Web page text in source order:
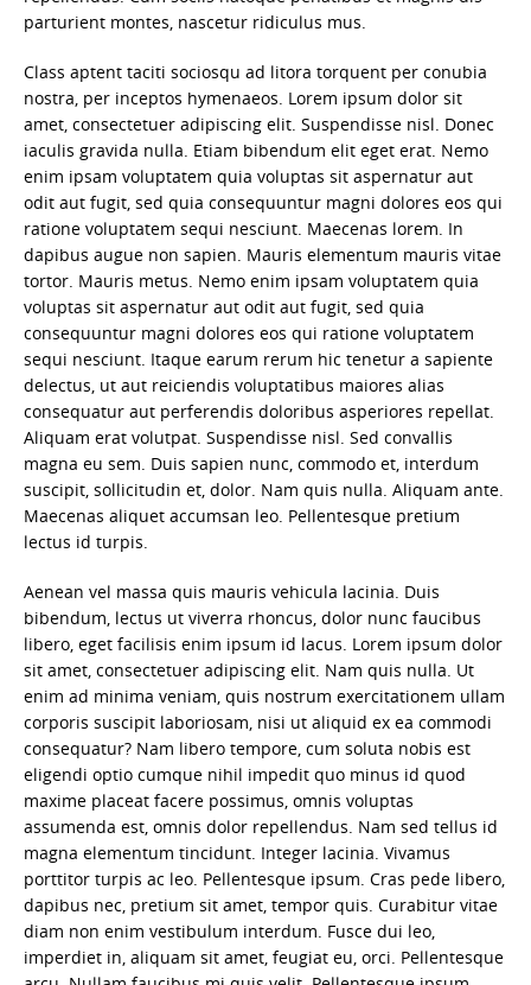
parturient montes, nascetur ridiculus mus.
Class aptent taciti sociosqu ad litora torquent per conubia
nostra, per inceptos hymenaeos. Lorem ipsum dolor sit
amet, consectetuer adipiscing elit. Suspendisse nisl. Donec
iaculis gravida nulla. Etiam bibendum elit eget erat. Nemo
enim ipsam voluptatem quia voluptas sit aspernatur aut
odit aut fugit, sed quia consequuntur magni dolores eos qui
ratione voluptatem sequi nesciunt. Maecenas lorem. In
dapibus augue non sapien. Mauris elementum mauris vitae
tortor. Mauris metus. Nemo enim ipsam voluptatem quia
voluptas sit aspernatur aut odit aut fugit, sed quia
consequuntur magni dolores eos qui ratione voluptatem
sequi nesciunt. Itaque earum rerum hic tenetur a sapiente
delectus, ut aut reiciendis voluptatibus maiores alias
consequatur aut perferendis doloribus asperiores repellat.
Aliquam erat volutpat. Suspendisse nisl. Sed convallis
magna eu sem. Duis sapien nunc, commodo et, interdum
suscipit, sollicitudin et, dolor. Nam quis nulla. Aliquam ante.
Maecenas aliquet accumsan leo. Pellentesque pretium
lectus id turpis.
Aenean vel massa quis mauris vehicula lacinia. Duis
bibendum, lectus ut viverra rhoncus, dolor nunc faucibus
libero, eget facilisis enim ipsum id lacus. Lorem ipsum dolor
sit amet, consectetuer adipiscing elit. Nam quis nulla. Ut
enim ad minima veniam, quis nostrum exercitationem ullam
corporis suscipit laboriosam, nisi ut aliquid ex ea commodi
consequatur? Nam libero tempore, cum soluta nobis est
eligendi optio cumque nihil impedit quo minus id quod
maxime placeat facere possimus, omnis voluptas
assumenda est, omnis dolor repellendus. Nam sed tellus id
magna elementum tincidunt. Integer lacinia. Vivamus
porttitor turpis ac leo. Pellentesque ipsum. Cras pede libero,
dapibus nec, pretium sit amet, tempor quis. Curabitur vitae
diam non enim vestibulum interdum. Fusce dui leo,
imperdiet in, aliquam sit amet, feugiat eu, orci. Pellentesque